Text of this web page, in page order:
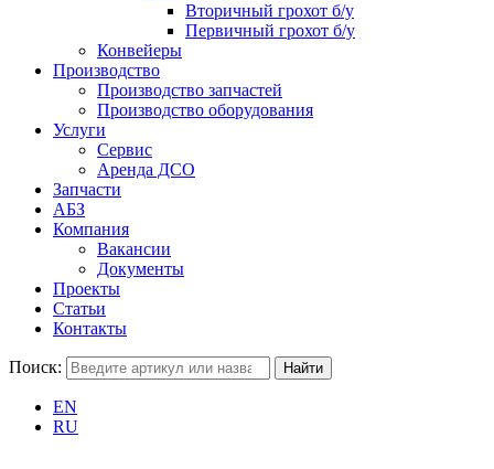
Вторичный грохот б/у
Первичный грохот б/у
Конвейеры
Производство
Производство запчастей
Производство оборудования
Услуги
Сервис
Аренда ДСО
Запчасти
АБЗ
Компания
Вакансии
Документы
Проекты
Статьи
Контакты
Поиск:
EN
RU